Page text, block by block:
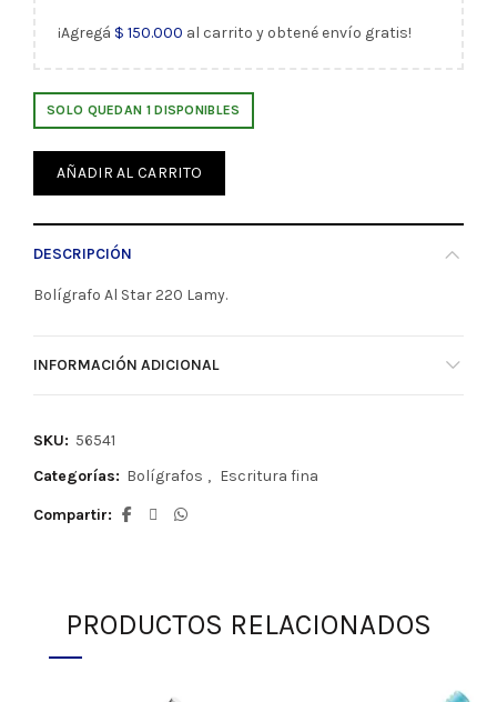
¡Agregá $ 150.000 al carrito y obtené envío gratis!
SOLO QUEDAN 1 DISPONIBLES
AÑADIR AL CARRITO
DESCRIPCIÓN
Bolígrafo Al Star 220 Lamy.
INFORMACIÓN ADICIONAL
SKU: 56541
Categorías: Bolígrafos , Escritura fina
Compartir
PRODUCTOS RELACIONADOS